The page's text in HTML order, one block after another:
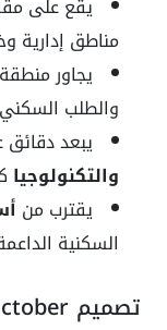
يقع على
مناطق إدارية
يجاور منطقة
والطلب
يبعد دقائق
والتكنولوجيا
يقترب من
السكنية
تصميم Verona Boutique October